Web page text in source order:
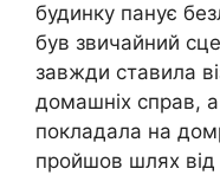
будинку панує
був звичайний
завжди ставила
домашніх справ,
покладала на
пройшов шлях від